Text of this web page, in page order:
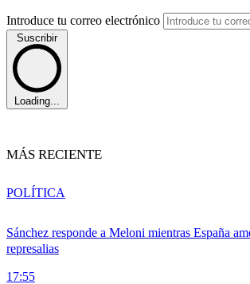
Introduce tu correo electrónico
Suscribir
Loading...
MÁS RECIENTE
Sánchez responde a Meloni mientras España
represalias
17:55
POLÍTICA